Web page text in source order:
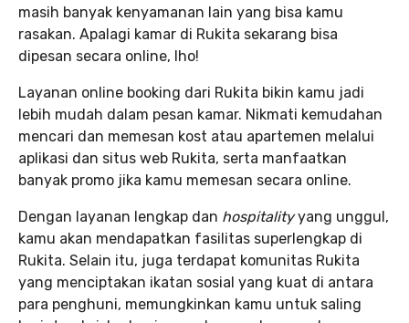
masih banyak kenyamanan lain yang bisa kamu
rasakan. Apalagi kamar di Rukita sekarang bisa
dipesan secara online, lho!
Layanan online booking dari Rukita bikin kamu jadi
lebih mudah dalam pesan kamar. Nikmati kemudahan
mencari dan memesan kost atau apartemen melalui
aplikasi dan situs web Rukita, serta manfaatkan
banyak promo jika kamu memesan secara online.
Dengan layanan lengkap dan hospitalityyang unggul,
kamu akan mendapatkan fasilitas superlengkap di
Rukita. Selain itu, juga terdapat komunitas Rukita
yang menciptakan ikatan sosial yang kuat di antara
para penghuni, memungkinkan kamu untuk saling